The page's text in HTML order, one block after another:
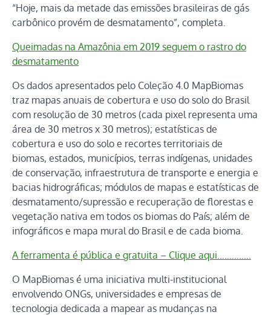
“Hoje, mais da metade das emissões brasileiras de gás
carbônico provém de desmatamento”, completa.
Queimadas na Amazônia em 2019 seguem o rastro do
desmatamento
Os dados apresentados pelo Coleção 4.0 MapBiomas
traz mapas anuais de cobertura e uso do solo do Brasil
com resolução de 30 metros (cada pixel representa uma
área de 30 metros x 30 metros); estatísticas de
cobertura e uso do solo e recortes territoriais de
biomas, estados, municípios, terras indígenas, unidades
de conservação, infraestrutura de transporte e energia e
bacias hidrográficas; módulos de mapas e estatísticas de
desmatamento/supressão e recuperação de florestas e
vegetação nativa em todos os biomas do País; além de
infográficos e mapa mural do Brasil e de cada bioma.
A ferramenta é pública e gratuita – Clique aqui…………..
O MapBiomas é uma iniciativa multi-institucional
envolvendo ONGs, universidades e empresas de
tecnologia dedicada a mapear as mudanças na